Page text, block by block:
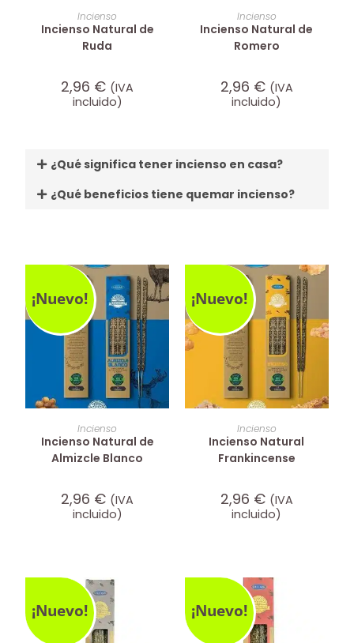
AÑADIR AL CARRITO
Incienso
Incienso Natural de
Ruda
2,96 € (IVA
incluido)
AÑADIR AL CARRITO
Incienso
Incienso Natural de
Romero
2,96 € (IVA
incluido)
¿Qué significa tener incienso en casa?
¿Qué beneficios tiene quemar incienso?
¡Nuevo!
AÑADIR AL CARRITO
Incienso
Incienso Natural de
Almizcle Blanco
2,96 € (IVA
incluido)
¡Nuevo!
AÑADIR AL CARRITO
Incienso
Incienso Natural
Frankincense
2,96 € (IVA
incluido)
¡Nuevo! ¡Nuevo!